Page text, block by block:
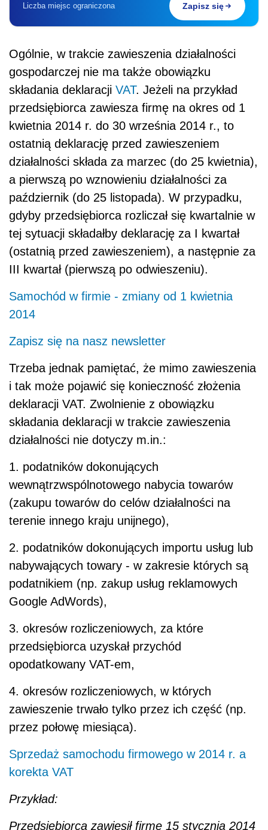
Liczba miejsc ograniczona Zapisz się
Ogólnie, w trakcie zawieszenia działalności
gospodarczej nie ma także obowiązku
składania deklaracji VAT. Jeżeli na przykład
przedsiębiorca zawiesza firmę na okres od 1
kwietnia 2014 r. do 30 września 2014 r., to
ostatnią deklarację przed zawieszeniem
działalności składa za marzec (do 25 kwietnia),
a pierwszą po wznowieniu działalności za
październik (do 25 listopada). W przypadku,
gdyby przedsiębiorca rozliczał się kwartalnie w
tej sytuacji składałby deklarację za I kwartał
(ostatnią przed zawieszeniem), a następnie za
III kwartał (pierwszą po odwieszeniu).
Samochód w firmie - zmiany od 1 kwietnia
2014
Zapisz się na nasz newsletter
Trzeba jednak pamiętać, że mimo zawieszenia
i tak może pojawić się konieczność złożenia
deklaracji VAT. Zwolnienie z obowiązku
składania deklaracji w trakcie zawieszenia
działalności nie dotyczy m.in.:
1. podatników dokonujących
wewnątrzwspólnotowego nabycia towarów
(zakupu towarów do celów działalności na
terenie innego kraju unijnego),
2. podatników dokonujących importu usług lub
nabywających towary - w zakresie których są
podatnikiem (np. zakup usług reklamowych
Google AdWords),
3. okresów rozliczeniowych, za które
przedsiębiorca uzyskał przychód
opodatkowany VAT-em,
4. okresów rozliczeniowych, w których
zawieszenie trwało tylko przez ich część (np.
przez połowę miesiąca).
Sprzedaż samochodu firmowego w 2014 r. a
korekta VAT
Przykład:
Przedsiębiorca zawiesił firmę 15 stycznia 2014